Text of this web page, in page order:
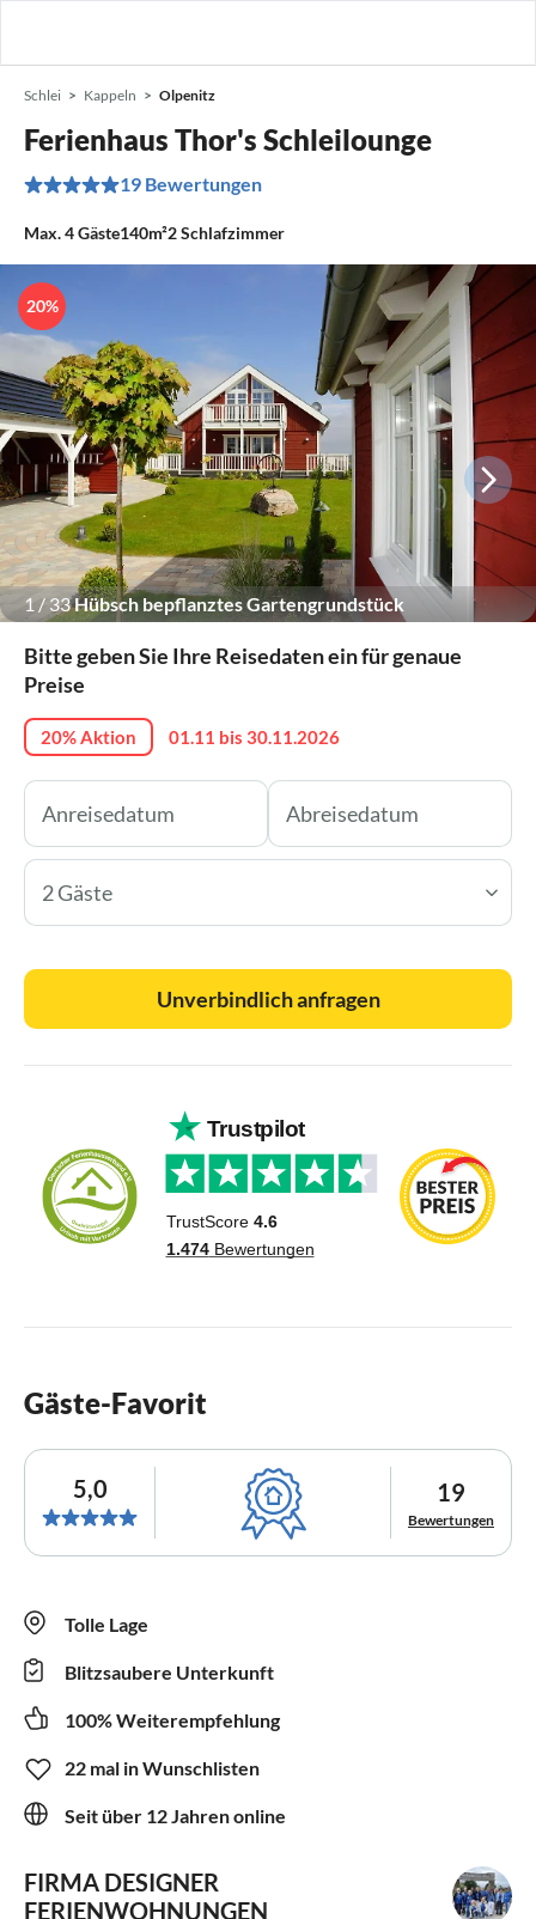
Schlei Kappeln Olpenitz
Ferienhaus Thor's Schleilounge
19 Bewertungen
Max.4Gäste140m²2Schlafzimmer
1/ 33Hübsch bepflanztes Gartengrundstück
20%
Bitte geben Sie Ihre Reisedaten ein für genaue
Preise
20% Aktion 01.11 bis 30.11.2026
2 Gäste
Unverbindlich anfragen
Gäste-Favorit
5,0 19
Bewertungen
Tolle Lage
Blitzsaubere Unterkunft
100% Weiterempfehlung
22 mal in Wunschlisten
Seit über 12 Jahren online
FIRMA DESIGNER
FERIENWOHNUNGEN